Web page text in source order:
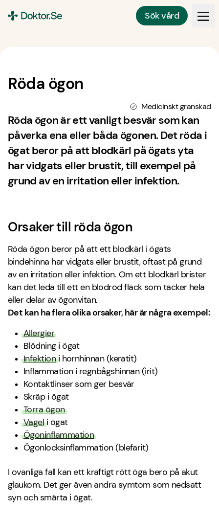
Sök vård
Röda ögon
Medicinskt granskad
Röda ögon är ett vanligt besvär som kan
påverka ena eller båda ögonen. Det röda i
ögat beror på att blodkärl på ögats yta
har vidgats eller brustit, till exempel på
grund av en irritation eller infektion.
Orsaker till röda ögon
Röda ögon beror på att ett blodkärl i ögats
bindehinna har vidgats eller brustit, oftast på grund
av en irritation eller infektion. Om ett blodkärl brister
kan det leda till ett en blodröd fläck som täcker hela
eller delar av ögonvitan.
Det kan ha flera olika orsaker, här är några exempel:
Allergier
Blödning i ögat
Infektioni hornhinnan (keratit)
Inflammation i regnbågshinnan (irit)
Kontaktlinser som ger besvär
Skräp i ögat
Torra ögon
Vageli ögat
Ögoninflammation
Ögonlocksinflammation (blefarit)
I ovanliga fall kan ett kraftigt rött öga bero på akut
glaukom. Det ger även andra symtom som nedsatt
syn och smärta i ögat.